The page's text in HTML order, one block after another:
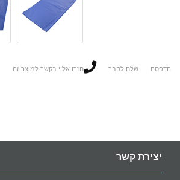
הדפסה שלח לחבר חזרו אליי בקשר למוצר זה
יצירת קשר